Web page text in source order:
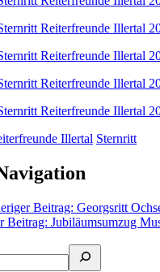
Illertal Sternritt
Beitrag: Georgsritt
Beitrag: Jubiläumsumzug